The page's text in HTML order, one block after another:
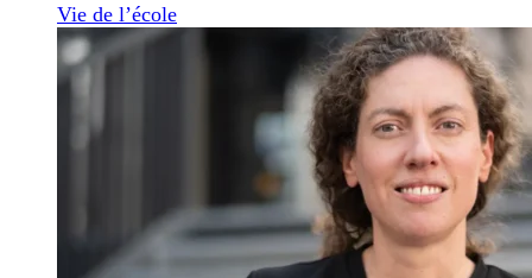
Vie de l’école